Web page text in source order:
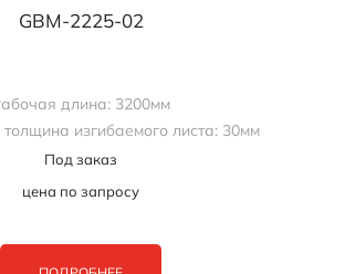
GBM-2225-02
длина: 3200мм
изгибаемого листа: 30мм
Под заказ
цена по запросу